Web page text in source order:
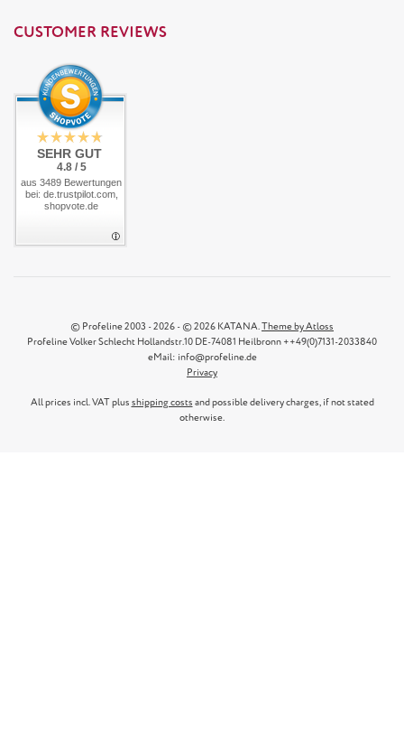
CUSTOMER REVIEWS
SEHR GUT
4.8 / 5
aus 3489 Bewertungen
bei: de.trustpilot.com,
shopvote.de
© Profeline 2003 - 2026 - © 2026 KATANA.Theme by Atloss
Profeline Volker Schlecht Hollandstr.10 DE-74081 Heilbronn ++49(0)7131-2033840
eMail: info@profeline.de
Privacy
All prices incl. VAT plus shipping costs and possible delivery charges, if not stated
otherwise.